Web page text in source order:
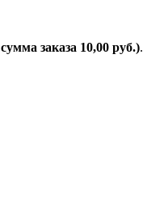
заказа 10,00 руб.).